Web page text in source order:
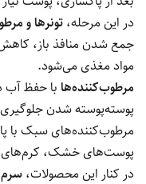
در این مرحله، تونرها و
جمع شدن منافذ باز،
مواد مغذی می‌شود.
مرطوب‌کننده‌ها با حفظ آب
پوسته‌پوسته شدن
مرطوب‌کننده‌های سبک با
پوست‌های خشک، کرم‌های
در کنار این محصولات،